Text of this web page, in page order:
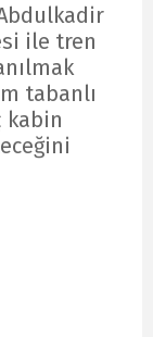
ile tren
tabanlı
kabin